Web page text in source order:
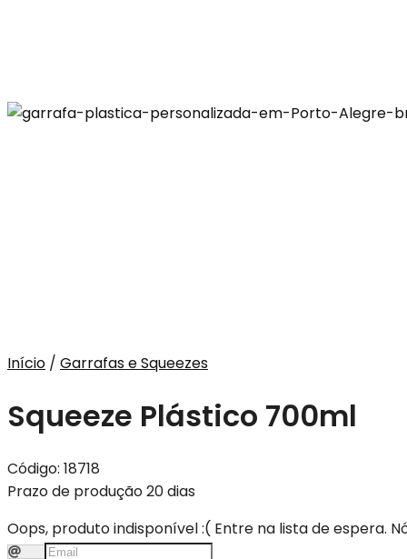
Início / Garrafas e Squeezes
Squeeze Plástico 700ml
Código: 18718
Prazo de produção 20 dias
Oops, produto indisponível :( Entre na lista de espera.